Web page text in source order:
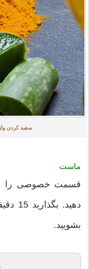
سفید کردن
ماست
بشویید.